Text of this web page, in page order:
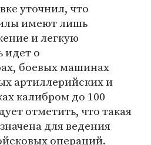
уточнил, что
имеют лишь
и легкую
идет о
боевых машинах
артиллерийских и
калибром до 100
отметить, что такая
для ведения
операций.